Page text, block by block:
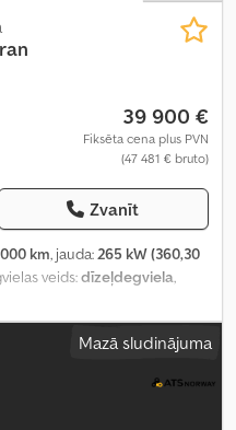
39 900 €
Fiksēta cena plus PVN
(47 481 € bruto)
Zvanīt
km, jauda:265 kW (360,30
veids:dīzeļdegviela,
80R22.5, asu konfigurācija:
dzinēja bremzēšana,
, sēdvietu
Mazā sludinājuma